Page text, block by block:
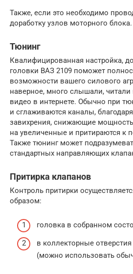
Также, если это необходимо
доработку узлов моторного блока.
Тюнинг
Квалифицированная настройка,
головки ВАЗ 2109 поможет
возможности вашего силового
наверное, много слышали,
видео в интернете. Обычно при
и сглаживаются каналы,
завихрения, снижающие
на увеличенные и притираются к
Также тюнинг может
стандартных направляющих
Притирка клапанов
Контроль притирки
образом:
головка в собранном
в коллекторные
(можно использовать